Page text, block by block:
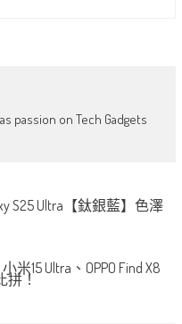
passion on Tech Gadgets
S25 Ultra【鈦銀藍】色澤
15 Ultra、OPPO Find X8
拼！